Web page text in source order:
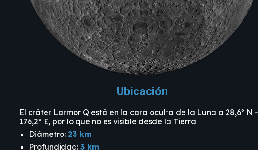
Ubicación
El cráter Larmor Q está en la cara oculta de la Luna a 28,6º N -
176,2º E, por lo que no es visible desde la Tierra.
Diámetro: 23 km
Profundidad:3 km